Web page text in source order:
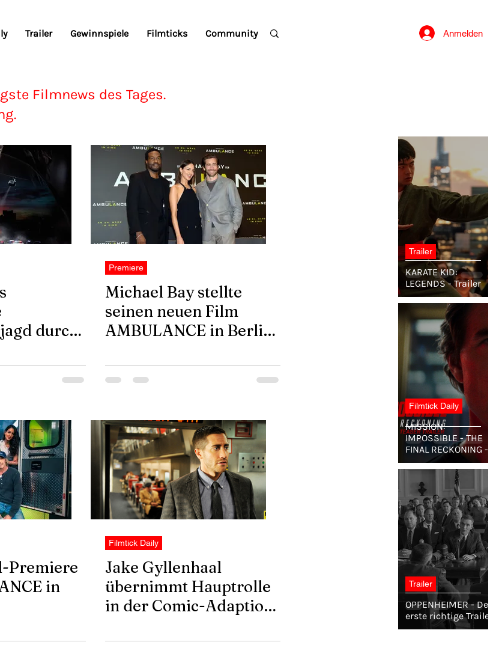
Trailer Gewinnspiele Filmticks Community Anmelden
Filmnews des Tages.
durch
Premiere
Michael Bay stellte
seinen neuen Film
AMBULANCE in Berlin
Premiere
in
Filmtick Daily
Jake Gyllenhaal
übernimmt Hauptrolle
in der Comic-Adaption
KARATE KID:
LEGENDS - Trailer
Trailer
MISSION:
IMPOSSIBLE - THE
FINAL RECKONING -
Teaser Trailer
Filmtick Daily
OPPENHEIMER -
erste richtige
Trailer